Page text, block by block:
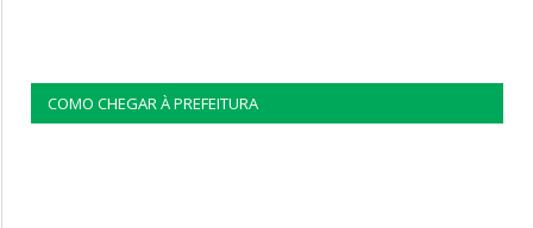
COMO CHEGAR À PREFEITURA